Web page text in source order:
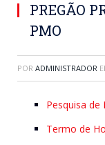
PREGÃO
PMO
POR ADMINISTRADOR
Pesquisa de
Termo de